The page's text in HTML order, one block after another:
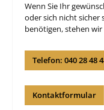
Wenn Sie Ihr
oder sich nicht sicher
benötigen, stehen
Telefon: 040 28 48
Kontaktformular